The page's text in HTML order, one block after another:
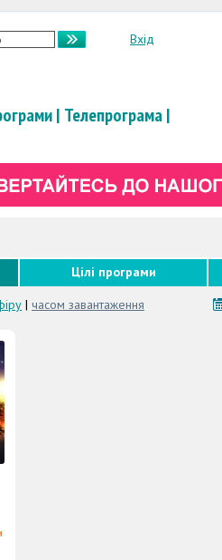
Вхід
| Телепрограма|
Цілі програми
| часом завантаження